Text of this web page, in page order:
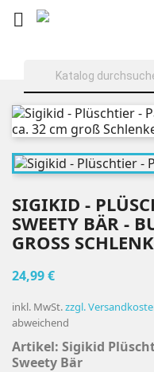

SIGIKID -
SWEETY BÄR -
GROSS
24,99 €
inkl. MwSt.zzgl.
abweichend
Artikel: Sigikid
Sweety Bär